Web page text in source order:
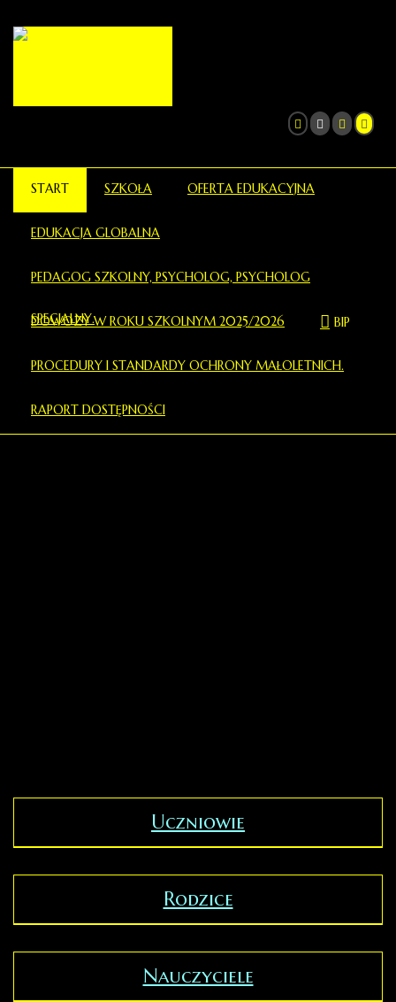
START SZKOŁA OFERTA EDUKACYJNA
EDUKACJA GLOBALNA
PEDAGOG SZKOLNY, PSYCHOLOG, PSYCHOLOG
SPECJALNY.
DOWOZY W ROKU SZKOLNYM 2025/2026 BIP
PROCEDURY I STANDARDY OCHRONY MAŁOLETNICH.
RAPORT DOSTĘPNOŚCI
Uczniowie
Rodzice
Nauczyciele